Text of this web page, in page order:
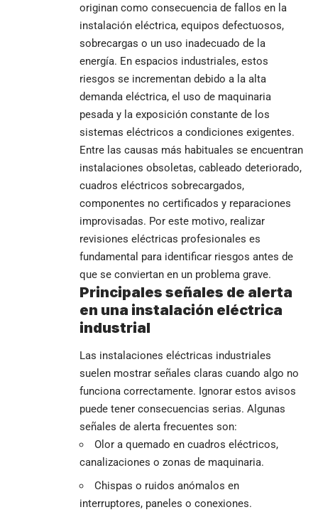
originan como consecuencia de fallos en la
instalación eléctrica, equipos defectuosos,
sobrecargas o un uso inadecuado de la
energía. En espacios industriales, estos
riesgos se incrementan debido a la alta
demanda eléctrica, el uso de maquinaria
pesada y la exposición constante de los
sistemas eléctricos a condiciones exigentes.
Entre las causas más habituales se encuentran
instalaciones obsoletas, cableado deteriorado,
cuadros eléctricos sobrecargados,
componentes no certificados y reparaciones
improvisadas. Por este motivo, realizar
revisiones eléctricas profesionales es
fundamental para identificar riesgos antes de
que se conviertan en un problema grave.
Principales señales de alerta
en una instalación eléctrica
industrial
Las instalaciones eléctricas industriales
suelen mostrar señales claras cuando algo no
funciona correctamente. Ignorar estos avisos
puede tener consecuencias serias. Algunas
señales de alerta frecuentes son:
Olor a quemado en cuadros eléctricos,
canalizaciones o zonas de maquinaria.
Chispas o ruidos anómalos en
interruptores, paneles o conexiones.